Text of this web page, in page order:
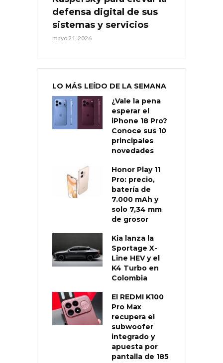
defensa digital de sus
sistemas y servicios
mayo 21, 2026
LO MÁS LEÍDO DE LA SEMANA
¿Vale la pena
esperar el
iPhone 18 Pro?
Conoce sus 10
principales
novedades
Honor Play 11
Pro: precio,
batería de
7.000 mAh y
solo 7,34 mm
de grosor
Kia lanza la
Sportage X-
Line HEV y el
K4 Turbo en
Colombia
El REDMI K100
Pro Max
recupera el
subwoofer
integrado y
apuesta por
pantalla de 185